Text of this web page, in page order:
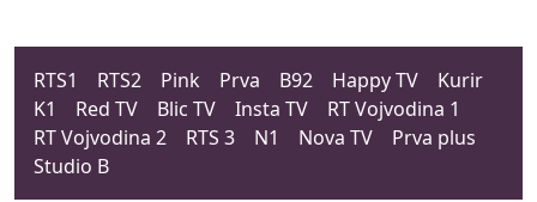
RTS1 RTS2 Pink Prva B92 Happy TV
Kurir
K1
Red TV Blic TV Insta TV
RT Vojvodina 1
RT Vojvodina 2
RTS 3 N1 Nova TV
Prva plus
Studio B